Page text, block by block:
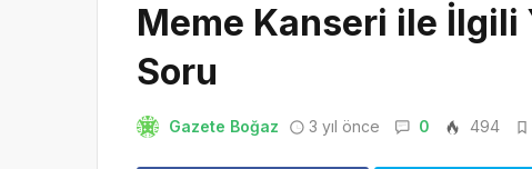
Meme Kanseri ile İlgili
Soru
Gazete Boğaz 3 yıl önce 0 494